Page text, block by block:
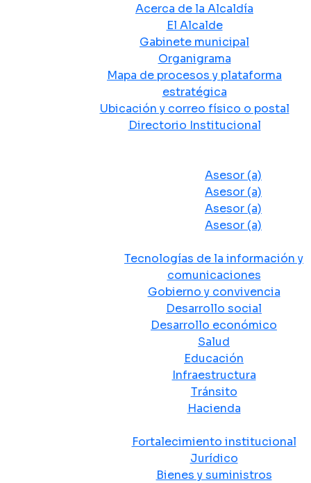
Acerca de la Alcaldía
El Alcalde
Gabinete municipal
Organigrama
Mapa de procesos y plataforma
estratégica
Ubicación y correo físico o postal
Directorio Institucional
Asesor (a)
Asesor (a)
Asesor (a)
Asesor (a)
Tecnologías de la información y
comunicaciones
Gobierno y convivencia
Desarrollo social
Desarrollo económico
Salud
Educación
Infraestructura
Tránsito
Hacienda
Fortalecimiento institucional
Jurídico
Bienes y suministros